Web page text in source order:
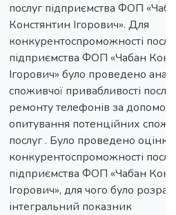
послуг підприємства ФОП
Констянтин Ігорович». Для
конкурентоспроможності
підприємства ФОП «Чабан
Ігорович» було проведено
споживчої привабливості
ремонту телефонів за
опитування потенційних
послуг . Було проведено оцінку
конкурентоспроможності
підприємства ФОП «Чабан
Ігорович», для чого було
інтегральний показник